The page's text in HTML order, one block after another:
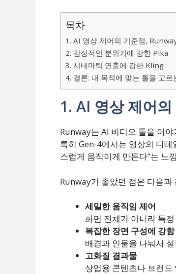
목차
1. AI 영상 제어의 기준점,
2. 감성적인 분위기에 강한 Pika
3. 시네마틱 연출에 강한 Kling
4. 결론: 내 목적에 맞는 툴을 고
1. AI 영상 제어
Runway는 AI 비디오 툴을 이
특히 Gen-4에서는 영상의 디
스럽게 움직이게 만든다”는 느
Runway가 좋았던 점은 다음과
세밀한 움직임 제어
화면 전체가 아니라 특
복잡한 장면 구성에 강함
배경과 인물을 나눠서
고화질 결과물
상업용 콘텐츠나 브랜